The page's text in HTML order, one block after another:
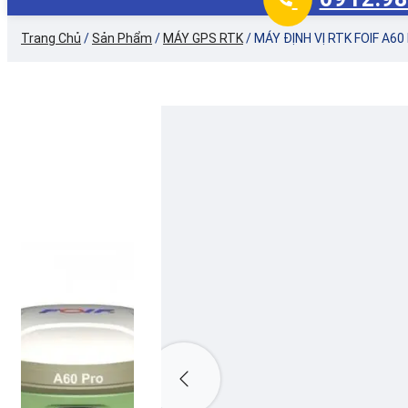
Trang Chủ /Sản Phẩm /MÁY GPS RTK/MÁY ĐỊNH VỊ RTK FOIF A60